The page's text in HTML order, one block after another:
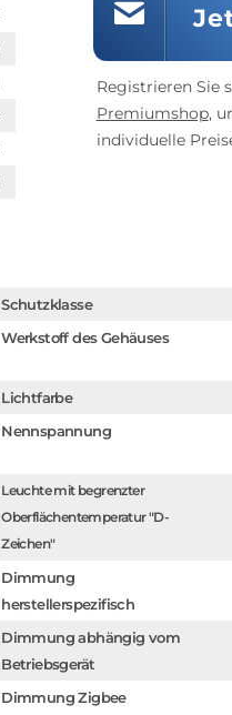
Registrieren Sie
Premiumshop,
individuelle
Schutzklasse
Werkstoff des Gehäuses
Lichtfarbe
Nennspannung
Leuchte mit begrenzter
Oberflächentemperatur "D-
Zeichen"
Dimmung
herstellerspezifisch
Dimmung abhängig vom
Betriebsgerät
Dimmung Zigbee